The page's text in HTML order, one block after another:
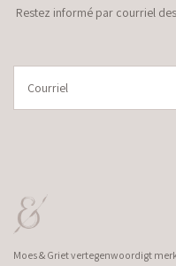
Restez informé par courriel
Moes & Griet vertegenwoordigt